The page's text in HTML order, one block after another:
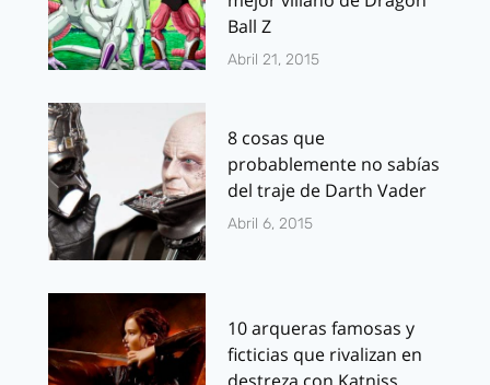
Ball Z
Abril 21, 2015
8 cosas que
probablemente no sabías
del traje de Darth Vader
Abril 6, 2015
10 arqueras famosas y
ficticias que rivalizan en